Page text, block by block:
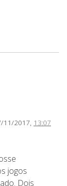
11/2017, 13:07
jogos
Dois